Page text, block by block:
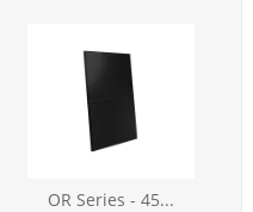
OR Series - 45...